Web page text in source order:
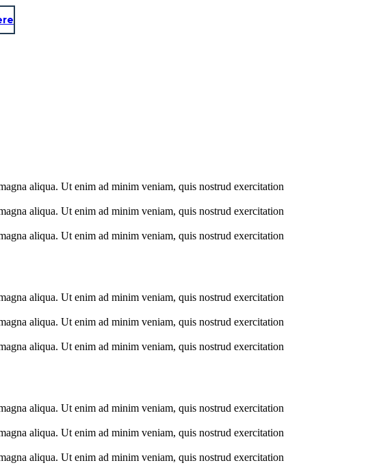
aliqua. Ut enim ad minim veniam, quis nostrud exercitation
aliqua. Ut enim ad minim veniam, quis nostrud exercitation
aliqua. Ut enim ad minim veniam, quis nostrud exercitation
aliqua. Ut enim ad minim veniam, quis nostrud exercitation
aliqua. Ut enim ad minim veniam, quis nostrud exercitation
aliqua. Ut enim ad minim veniam, quis nostrud exercitation
aliqua. Ut enim ad minim veniam, quis nostrud exercitation
aliqua. Ut enim ad minim veniam, quis nostrud exercitation
aliqua. Ut enim ad minim veniam, quis nostrud exercitation